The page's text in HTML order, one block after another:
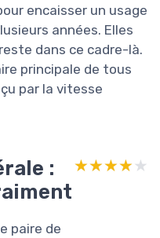
encaisser un usage
années. Elles
dans ce cadre-là.
principale de tous
par la vitesse
:
★★★★★
★★★★★
paire de